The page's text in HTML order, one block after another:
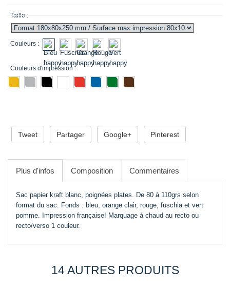
Taille :
Couleurs :
Couleurs d'impression :
Tweet Partager Google+ Pinterest
Plus d'infos Composition Commentaires
Sac papier kraft blanc, poignées plates. De 80 à 110grs selon
format du sac. Fonds : bleu, orange clair, rouge, fuschia et vert
pomme. Impression française! Marquage à chaud au recto ou
recto/verso 1 couleur.
14 AUTRES PRODUITS